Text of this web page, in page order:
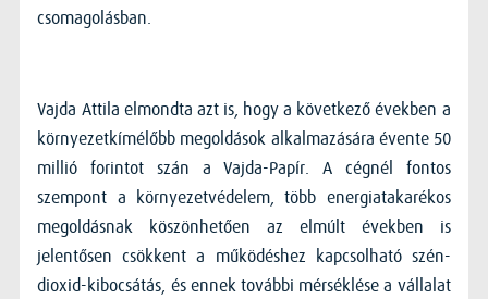
csomagolásban.
Vajda Attila elmondta azt is, hogy a következő években a
környezetkímélőbb megoldások alkalmazására évente 50
millió forintot szán a Vajda-Papír. A cégnél fontos
szempont a környezetvédelem, több energiatakarékos
megoldásnak köszönhetően az elmúlt években is
jelentősen csökkent a működéshez kapcsolható szén-
dioxid-kibocsátás, és ennek további mérséklése a vállalat